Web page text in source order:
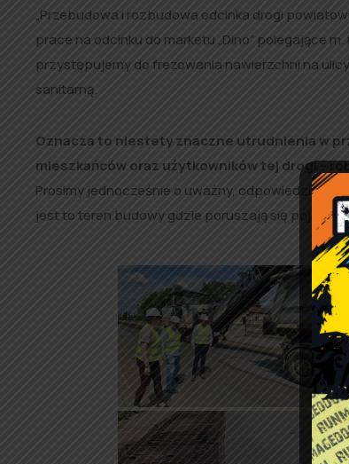
„Przebudowa i rozbudowa odcinka drogi
prace na odcinku do marketu „Dino” polegające
przystępujemy do frezowania nawierzchni na
sanitarną.
Oznacza to niestety znaczne utrudnienia w
mieszkańców oraz użytkowników tej drogi–
Prosimy jednocześnie o uważny, odpowiedzialny
jest to teren budowy gdzie poruszają się